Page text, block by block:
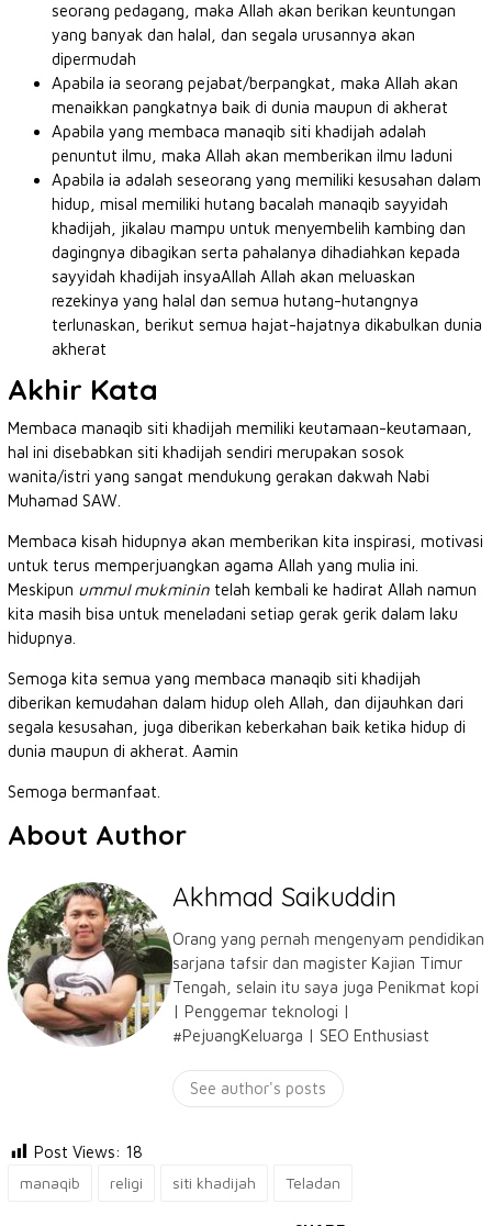
seorang pedagang, maka Allah akan berikan keuntungan
yang banyak dan halal, dan segala urusannya akan
dipermudah
Apabila ia seorang pejabat/berpangkat, maka Allah akan
menaikkan pangkatnya baik di dunia maupun di akherat
Apabila yang membaca manaqib siti khadijah adalah
penuntut ilmu, maka Allah akan memberikan ilmu laduni
Apabila ia adalah seseorang yang memiliki kesusahan dalam
hidup, misal memiliki hutang bacalah manaqib sayyidah
khadijah, jikalau mampu untuk menyembelih kambing dan
dagingnya dibagikan serta pahalanya dihadiahkan kepada
sayyidah khadijah insyaAllah Allah akan meluaskan
rezekinya yang halal dan semua hutang-hutangnya
terlunaskan, berikut semua hajat-hajatnya dikabulkan dunia
akherat
Akhir Kata
Membaca manaqib siti khadijah memiliki keutamaan-keutamaan,
hal ini disebabkan siti khadijah sendiri merupakan sosok
wanita/istri yang sangat mendukung gerakan dakwah Nabi
Muhamad SAW.
Membaca kisah hidupnya akan memberikan kita inspirasi, motivasi
untuk terus memperjuangkan agama Allah yang mulia ini.
Meskipun ummul mukminin telah kembali ke hadirat Allah namun
kita masih bisa untuk meneladani setiap gerak gerik dalam laku
hidupnya.
Semoga kita semua yang membaca manaqib siti khadijah
diberikan kemudahan dalam hidup oleh Allah, dan dijauhkan dari
segala kesusahan, juga diberikan keberkahan baik ketika hidup di
dunia maupun di akherat. Aamin
Semoga bermanfaat.
About Author
Akhmad Saikuddin
Orang yang pernah mengenyam pendidikan
sarjana tafsir dan magister Kajian Timur
Tengah, selain itu saya juga Penikmat kopi
| Penggemar teknologi |
#PejuangKeluarga | SEO Enthusiast
See author's posts
Post Views: 18
manaqib
religi siti khadijah Teladan